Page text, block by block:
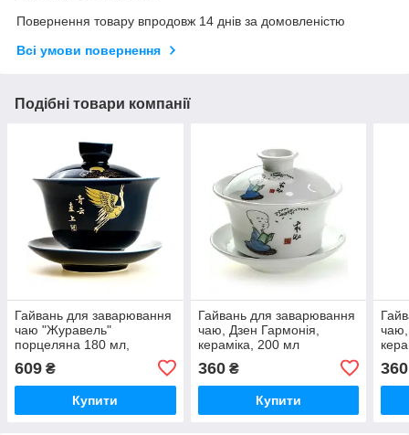
Повернення товару впродовж 14 днів за домовленістю
Всі умови повернення
Подібні товари компанії
Гайвань для заварювання
чаю "Журавель"
порцеляна 180 мл,
609 ₴
Купити
Гайвань для заварювання
чаю, Дзен Гармонія,
кераміка, 200 мл
360₴
Купити
чаю,
360